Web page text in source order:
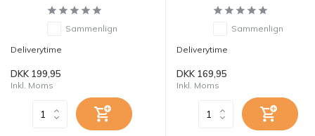
Sammenlign
Deliverytime
DKK 199,95
Inkl. Moms
Sammenlign
Deliverytime
DKK 169,95
Inkl. Moms